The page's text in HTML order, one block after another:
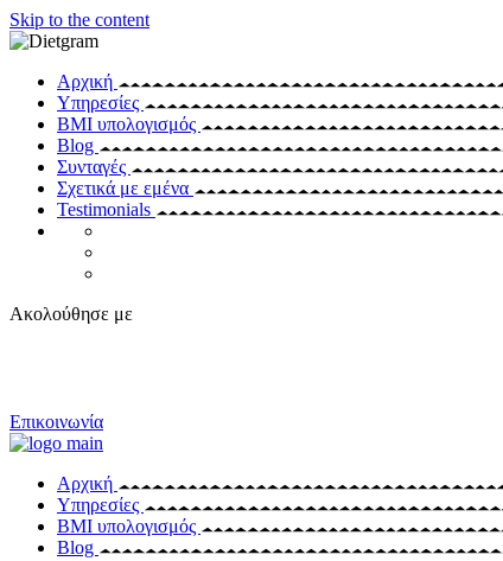
Skip to the content
Αρχική
Υπηρεσίες
BMI υπολογισμός
Blog
Συνταγές
Σχετικά με εμένα
Testimonials
Ακολούθησε με
Επικοινωνία
Αρχική
Υπηρεσίες
BMI υπολογισμός
Blog